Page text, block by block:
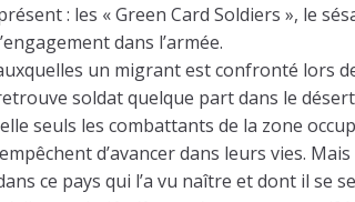
: les « Green Card Soldiers », le
dans l’armée.
un migrant est confronté lors
soldat quelque part dans le
seuls les combattants de la zone
d’avancer dans leurs vies.
ce pays qui l’a vu naître et dont il